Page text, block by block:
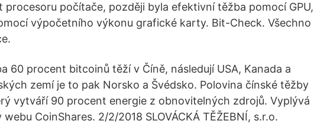
počítače, později byla efektivní těžba pomocí GPU,
výpočetního výkonu grafické karty. Bit-Check. Všechno
60 procent bitcoinů těží v Číně, následují USA, Kanada a
zemí je to pak Norsko a Švédsko. Polovina čínské těžby
vytváří 90 procent energie z obnovitelných zdrojů. Vyplývá
CoinShares. 2/2/2018 SLOVÁCKÁ TĚŽEBNÍ, s.r.o.